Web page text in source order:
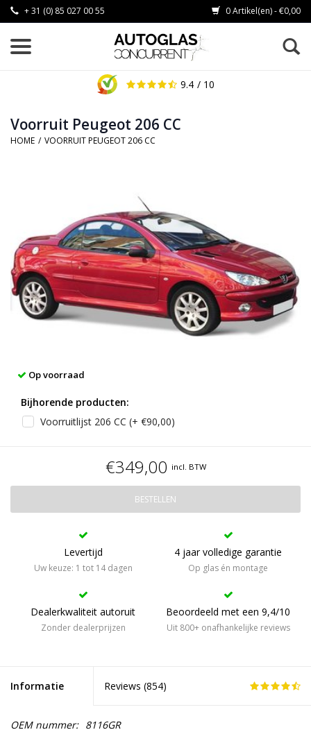
+ 31 (0) 85 027 00 55 0 Artikel(en) - €0,00
9.4 / 10
Voorruit Peugeot 206 CC
HOME / VOORRUIT PEUGEOT 206 CC
Op voorraad
Bijhorende producten:
Voorruitlijst 206 CC (+ €90,00)
€349,00 incl. BTW
BESTELLEN
Levertijd
Uw keuze: 1 tot 14 dagen
4 jaar volledige garantie
Op glas én montage
Dealerkwaliteit autoruit
Zonder dealerprijzen
Beoordeeld met een 9,4/10
Uit 800+ onafhankelijke reviews
Informatie Reviews (854)
OEM nummer: 8116GR